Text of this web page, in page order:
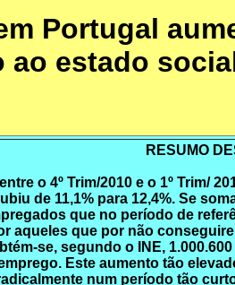
Portugal
ao estado
RESUMO
o 4º Trim/2010 e o 1º Trim/
de 11,1% para 12,4%. Se
que no período de
aqueles que por não
se, segundo o INE,
Este aumento tão
num período tão